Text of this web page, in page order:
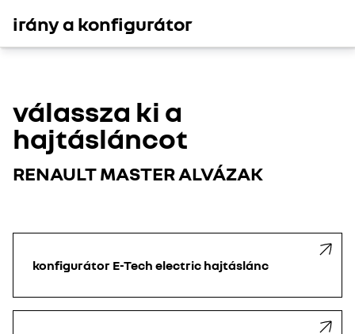
irány a konfigurátor
válassza ki a
hajtásláncot
RENAULT MASTER ALVÁZAK
konfigurátor E-Tech electric hajtáslánc